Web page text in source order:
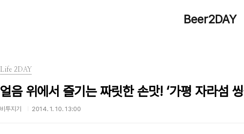
Beer2DAY
Life 2DAY
얼음 위에서 즐기는 짜릿한 손맛! ‘가평 자라섬
비투지기 2014. 1. 10. 13:00